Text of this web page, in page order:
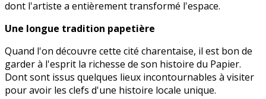
dont l'artiste a entièrement transformé l'espace.
Une longue tradition papetière
Quand l'on découvre cette cité charentaise, il est bon de
garder à l'esprit la richesse de son histoire du Papier.
Dont sont issus quelques lieux incontournables à visiter
pour avoir les clefs d'une histoire locale unique.